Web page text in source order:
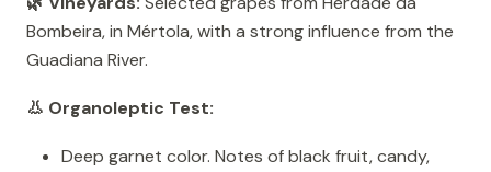
Bombeira, in Mértola, with a strong influence from the
Guadiana River.
👃 Organoleptic Test:
Deep garnet color. Notes of black fruit, candy,